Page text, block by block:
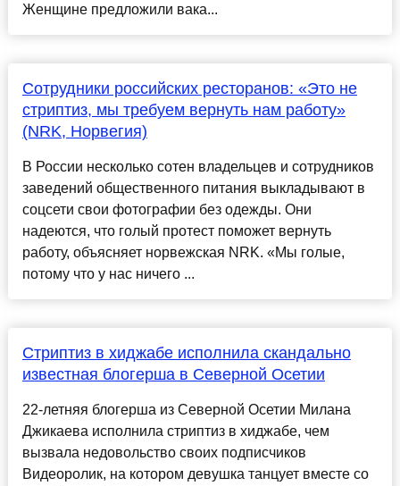
Женщине предложили вака...
Сотрудники российских ресторанов: «Это не
стриптиз, мы требуем вернуть нам работу»
(NRK, Норвегия)
В России несколько сотен владельцев и сотрудников
заведений общественного питания выкладывают в
соцсети свои фотографии без одежды. Они
надеются, что голый протест поможет вернуть
работу, объясняет норвежская NRK. «Мы голые,
потому что у нас ничего ...
Стриптиз в хиджабе исполнила скандально
известная блогерша в Северной Осетии
22-летняя блогерша из Северной Осетии Милана
Джикаева исполнила стриптиз в хиджабе, чем
вызвала недовольство своих подписчиков
Видеоролик, на котором девушка танцует вместе со